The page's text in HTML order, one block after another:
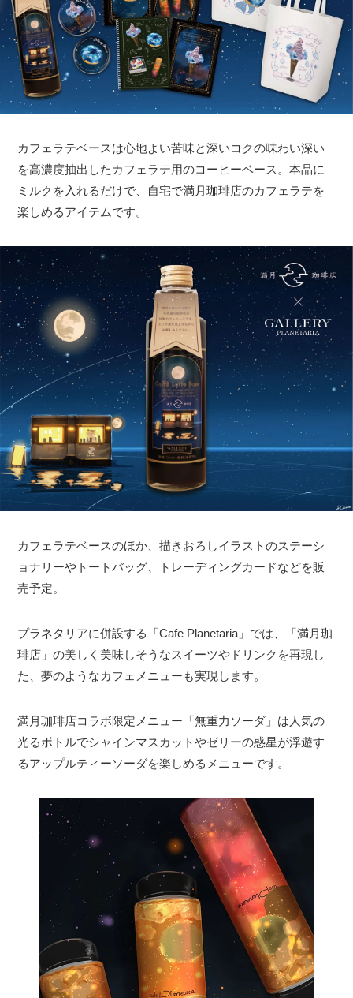
カフェラテベースは心地よい苦味と深いコクの味わい深い
を高濃度抽出したカフェラテ用のコーヒーベース。本品に
ミルクを入れるだけで、自宅で満月珈琲店のカフェラテを
楽しめるアイテムです。
カフェラテベースのほか、描きおろしイラストのステーシ
ョナリーやトートバッグ、トレーディングカードなどを販
売予定。
プラネタリアに併設する「Cafe Planetaria」では、「満月珈
琲店」の美しく美味しそうなスイーツやドリンクを再現し
た、夢のようなカフェメニューも実現します。
満月珈琲店コラボ限定メニュー「無重力ソーダ」は人気の
光るボトルでシャインマスカットやゼリーの惑星が浮遊す
るアップルティーソーダを楽しめるメニューです。